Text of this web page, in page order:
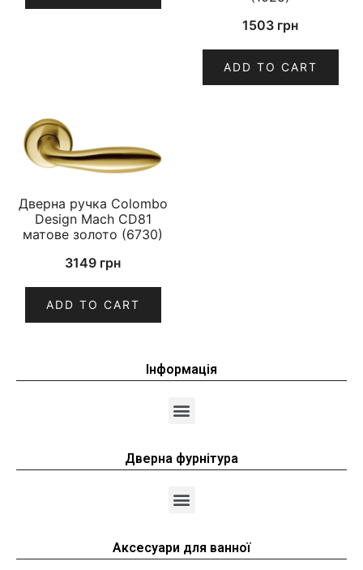
1503 грн
ADD TO CART
Дверна ручка Colombo
Design Mach CD81
матове золото (6730)
3149 грн
ADD TO CART
Інформація
Дверна фурнітура
Аксесуари для ванної